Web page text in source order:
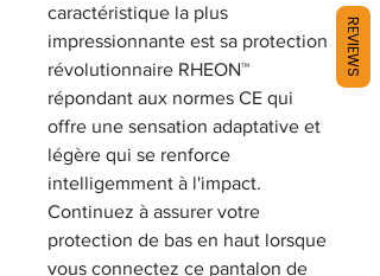
caractéristique la plus
impressionnante est sa protection
révolutionnaire RHEON™
répondant aux normes CE qui
offre une sensation adaptative et
légère qui se renforce
intelligemment à l'impact.
Continuez à assurer votre
protection de bas en haut lorsque
vous connectez ce pantalon de
REVIEWS